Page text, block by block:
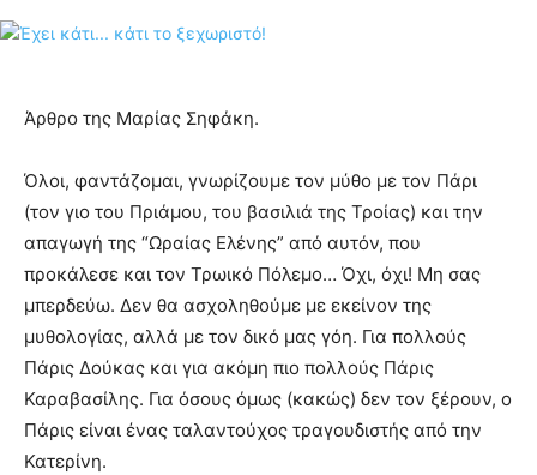
Άρθρο της Μαρίας Σηφάκη.
Όλοι, φαντάζομαι, γνωρίζουμε τον μύθο με τον Πάρι
(τον γιο του Πριάμου, του βασιλιά της Τροίας) και την
απαγωγή της “Ωραίας Ελένης” από αυτόν, που
προκάλεσε και τον Τρωικό Πόλεμο… Όχι, όχι! Μη σας
μπερδεύω. Δεν θα ασχοληθούμε με εκείνον της
μυθολογίας, αλλά με τον δικό μας γόη. Για πολλούς
Πάρις Δούκας και για ακόμη πιο πολλούς Πάρις
Καραβασίλης. Για όσους όμως (κακώς) δεν τον ξέρουν, ο
Πάρις είναι ένας ταλαντούχος τραγουδιστής από την
Κατερίνη.